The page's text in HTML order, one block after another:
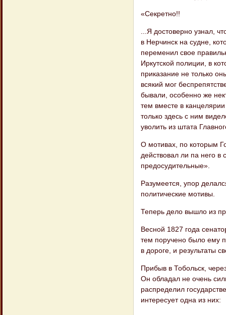
«Секретно!!
...Я достоверно узнал,
в Нерчинск на судне,
переменил свое
Иркутской полиции, в
приказание не только
всякий мог
бывали, особенно же
тем вместе в
только здесь с ним
уволить из штата
О мотивах, по которым
действовал ли па него
предосудительные».
Разумеется, упор
политические мотивы.
Теперь дело вышло из
Весной 1827 года
тем поруче​но было ему
в дороге, и результаты
Прибыв в Тобольск,
Он обладал не очень
распределил
интересует одна из них: